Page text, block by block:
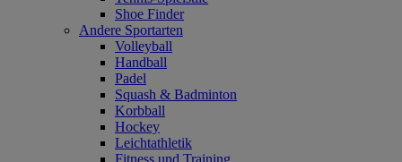
Shoe Finder
Andere Sportarten
Volleyball
Handball
Padel
Squash & Badminton
Korbball
Hockey
Leichtathletik
Fitness und Training